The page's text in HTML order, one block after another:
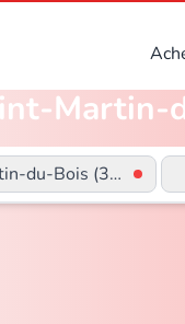
du-Bois (33910)